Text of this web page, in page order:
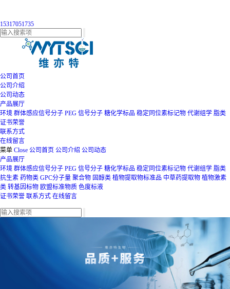
15317051735
公司首页
公司介绍
公司动态
产品展厅
环境 群体感应信号分子 PEG 信号分子 糖化学标品 稳定同位素标记物 代谢组学 脂类
证书荣誉
联系方式
在线留言
菜单 Close 公司首页 公司介绍 公司动态
产品展厅
环境 群体感应信号分子 PEG 信号分子 糖化学标品 稳定同位素标记物 代谢组学 脂类
抗生素 药物类 GPC分子量 聚合物 固醇类 植物提取物标准品 中草药提取物 植物激素
类 转基因标物 欧盟标准物质 色度标液
证书荣誉 联系方式 在线留言